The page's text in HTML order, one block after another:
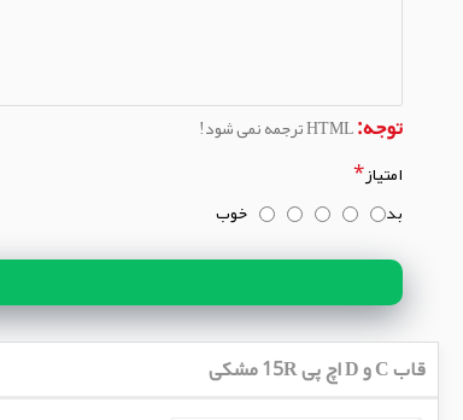
توجه:
امتیاز
بد
خوب
قاب C و D اچ پی 15R مشکی